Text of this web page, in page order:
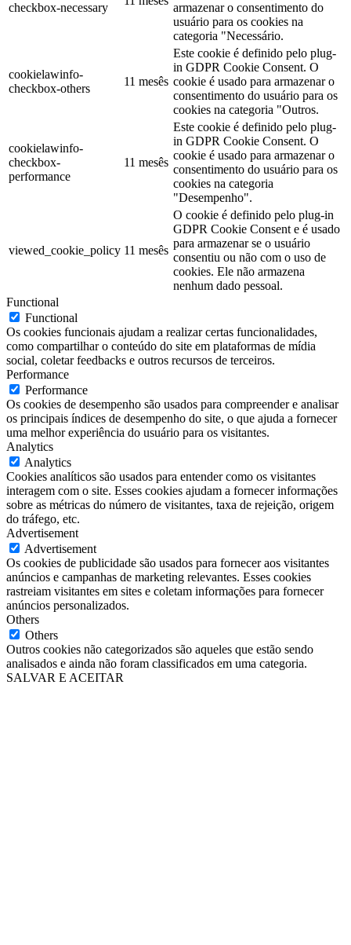
checkbox-necessary
armazenar o consentimento do
usuário para os cookies na
categoria "Necessário.
cookielawinfo-
checkbox-others
11 mesês
Este cookie é definido pelo plug-
in GDPR Cookie Consent. O
cookie é usado para armazenar o
consentimento do usuário para os
cookies na categoria "Outros.
cookielawinfo-
checkbox-
performance
11 mesês
Este cookie é definido pelo plug-
in GDPR Cookie Consent. O
cookie é usado para armazenar o
consentimento do usuário para os
cookies na categoria
"Desempenho".
viewed_cookie_policy 11 mesês
O cookie é definido pelo plug-in
GDPR Cookie Consent e é usado
para armazenar se o usuário
consentiu ou não com o uso de
cookies. Ele não armazena
nenhum dado pessoal.
Functional
Functional
Os cookies funcionais ajudam a realizar certas funcionalidades,
como compartilhar o conteúdo do site em plataformas de mídia
social, coletar feedbacks e outros recursos de terceiros.
Performance
Performance
Os cookies de desempenho são usados para compreender e analisar
os principais índices de desempenho do site, o que ajuda a fornecer
uma melhor experiência do usuário para os visitantes.
Analytics
Analytics
Cookies analíticos são usados para entender como os visitantes
interagem com o site. Esses cookies ajudam a fornecer informações
sobre as métricas do número de visitantes, taxa de rejeição, origem
do tráfego, etc.
Advertisement
Advertisement
Os cookies de publicidade são usados para fornecer aos visitantes
anúncios e campanhas de marketing relevantes. Esses cookies
rastreiam visitantes em sites e coletam informações para fornecer
anúncios personalizados.
Others
Others
Outros cookies não categorizados são aqueles que estão sendo
analisados e ainda não foram classificados em uma categoria.
SALVAR E ACEITAR